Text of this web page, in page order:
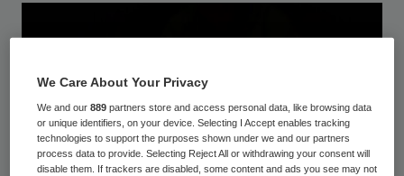
We Care About Your Privacy
We and our889 partners store and access personal data, like browsing data
or unique identifiers, on your device. Selecting I Accept enables tracking
technologies to support the purposes shown under we and our partners
process data to provide. Selecting Reject All or withdrawing your consent will
disable them. If trackers are disabled, some content and ads you see may not